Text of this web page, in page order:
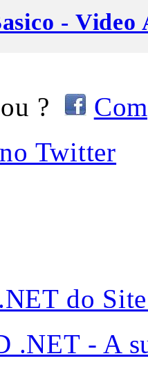
- Video
?
Twitter
do
.NET - A